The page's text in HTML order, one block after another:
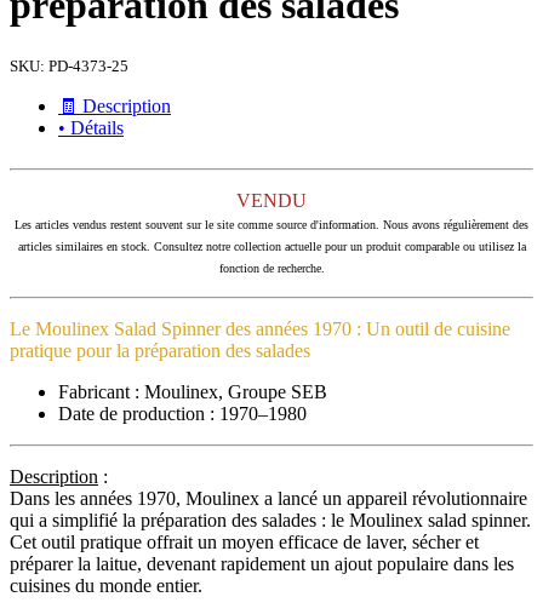
SKU: PD-4373-25
🧾 Description
• Détails
VENDU
Les articles vendus restent souvent sur le site comme source d'information. Nous avons régulièrement des
articles similaires en stock. Consultez notre collection actuelle pour un produit comparable ou utilisez la
fonction de recherche.
Le Moulinex Salad Spinner des années 1970 : Un outil de cuisine
pratique pour la préparation des salades
Fabricant : Moulinex, Groupe SEB
Date de production : 1970–1980
Description :
Dans les années 1970, Moulinex a lancé un appareil révolutionnaire
qui a simplifié la préparation des salades : le Moulinex salad spinner.
Cet outil pratique offrait un moyen efficace de laver, sécher et
préparer la laitue, devenant rapidement un ajout populaire dans les
cuisines du monde entier.